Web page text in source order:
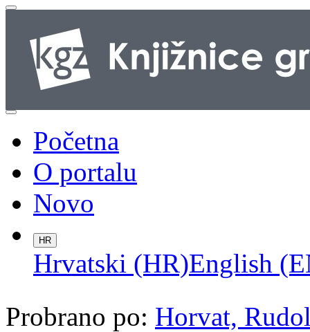
Početna
O portalu
Novo
HR
Hrvatski (HR)English
Probrano po: Horvat,